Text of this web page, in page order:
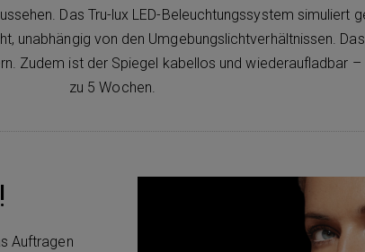
Das Tru-lux LED-Beleuchtungssystem simuliert
unabhängig von den Umgebungslichtverhältnissen.
Zudem ist der Spiegel kabellos und wiederaufladbar –
zu 5 Wochen.
Auftragen